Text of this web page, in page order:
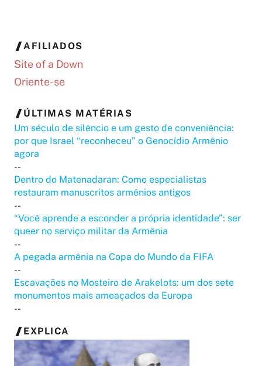
AFILIADOS
Site of a Down
Oriente-se
ÚLTIMAS MATÉRIAS
Um século de silêncio e um gesto de conveniência:
por que Israel “reconheceu” o Genocídio Armênio
agora
--
Dentro do Matenadaran: Como especialistas
restauram manuscritos armênios antigos
--
“Você aprende a esconder a própria identidade”: ser
queer no serviço militar da Armênia
--
A pegada armênia na Copa do Mundo da FIFA
--
Escavações no Mosteiro de Arakelots: um dos sete
monumentos mais ameaçados da Europa
--
EXPLICA